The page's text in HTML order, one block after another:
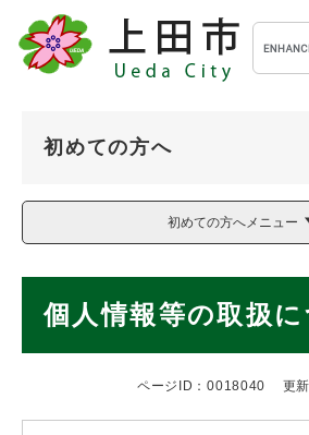
メニューを飛ばして本
キ
ー
ワ
初めての方へ
初めての方へメニュー
個人情報等の取扱に
ページID：0018040 更